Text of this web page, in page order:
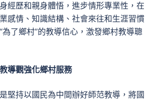
經歷和親身體悟，進步情形專業性，在
感情、知識結構、社會來往和生涯習慣
為了鄉村”的教導信心，激發鄉村教導聰
導觀強化鄉村服務
堅持以國民為中間辦好師范教導，將國